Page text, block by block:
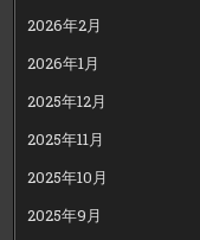
2026年2月
2026年1月
2025年12月
2025年11月
2025年10月
2025年9月